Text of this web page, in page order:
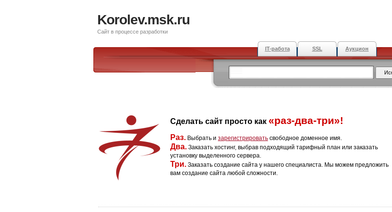
Korolev.msk.ru
Сайт в процессе разработки
IT-работа SSL Аукцион
Сделать сайт просто как «раз-два-три»!
Раз. Выбрать и зарегистрировать свободное доменное имя.
Два. Заказать хостинг, выбрав подходящий тарифный план или заказать
установку выделенного сервера.
Три. Заказать создание сайта у нашего специалиста. Мы можем предложить
вам создание сайта любой сложности.